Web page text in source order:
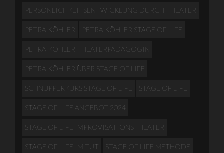
PERSÖNLICHKEITSENTWICKLUNG DURCH THEATER
PETRA KÖHLER PETRA KÖHLER STAGE OF LIFE
PETRA KÖHLER THEATERPÄDAGOGIN
PETRA KÖHLER ÜBER STAGE OF LIFE
SCHNUPPERKURS STAGE OF LIFE STAGE OF LIFE
STAGE OF LIFE ANGEBOT 2024
STAGE OF LIFE IMPROVISATIONSTHEATER
STAGE OF LIFE IM TUT STAGE OF LIFE METHODE